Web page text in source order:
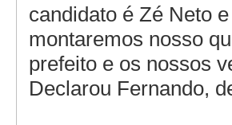
candidato é Zé Neto
montaremos nosso
prefeito e os nossos
Declarou Fernando,